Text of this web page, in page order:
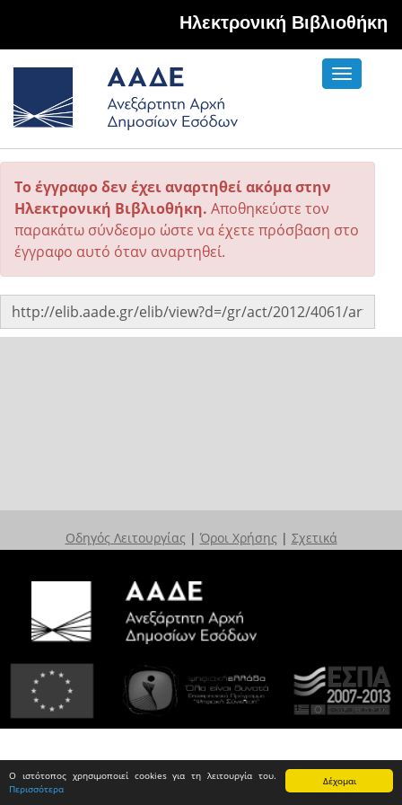
Δέχομαι
Ο ιστότοπος χρησιμοποιεί cookies για τη λειτουργία του.
Περισσότερα
Hλεκτρονική Βιβλιοθήκη
Toggle
Το έγγραφο δεν έχει αναρτηθεί ακόμα στην
Ηλεκτρονική Βιβλιοθήκη. Αποθηκεύστε τον
παρακάτω σύνδεσμο ώστε να έχετε πρόσβαση στο
έγγραφο αυτό όταν αναρτηθεί.
Οδηγός Λειτουργίας | Όροι Χρήσης | Σχετικά